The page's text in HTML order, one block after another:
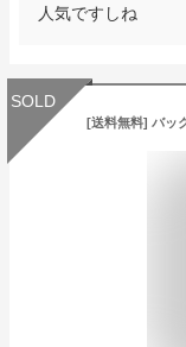
人気ですしね
SOLD